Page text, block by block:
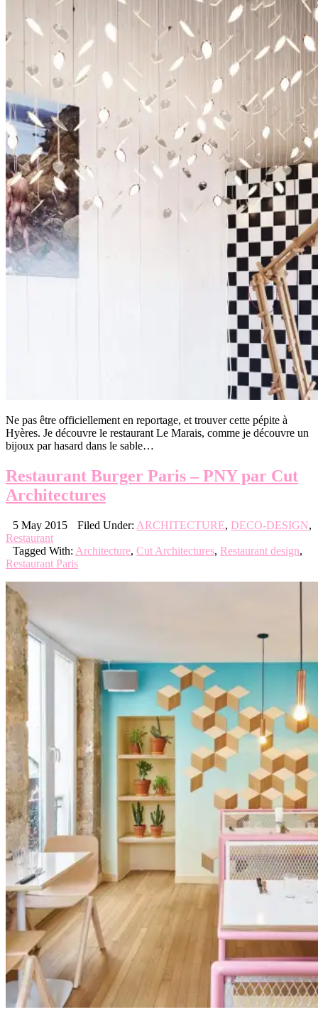
Ne pas être officiellement en reportage, et trouver cette pépite à
Hyères. Je découvre le restaurant Le Marais, comme je découvre un
bijoux par hasard dans le sable…
Restaurant Burger Paris – PNY par Cut
Architectures
5 May 2015 Filed Under: ARCHITECTURE, DECO-DESIGN,
Restaurant
Tagged With: Architecture, Cut Architectures, Restaurant design,
Restaurant Paris